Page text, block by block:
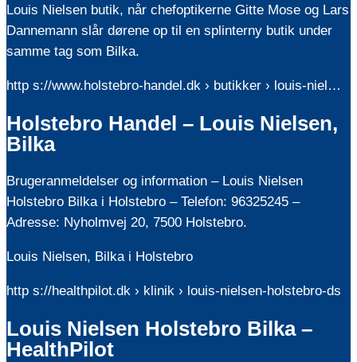
Louis Nielsen butik, når chefoptikerne Gitte Mose og Lars
Dannemann slår dørene op til en splinterny butik under
samme tag som Bilka.
http s://www.holstebro-handel.dk › butikker › louis-niel…
Holstebro Handel – Louis Nielsen,
Bilka
Brugeranmeldelser og information – Louis Nielsen
Holstebro Bilka i Holstebro – Telefon: 96325245 –
Adresse: Nyholmvej 20, 7500 Holstebro.
Louis Nielsen, Bilka i Holstebro
http s://healthpilot.dk › klinik › louis-nielsen-holstebro-ds
Louis Nielsen Holstebro Bilka –
HealthPilot